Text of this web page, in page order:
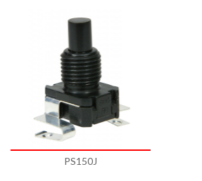
PS150J